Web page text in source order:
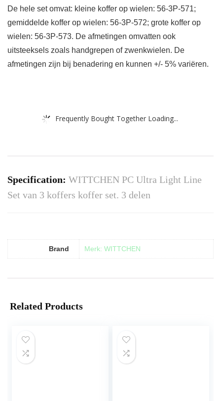
De hele set omvat: kleine koffer op wielen: 56-3P-571;
gemiddelde koffer op wielen: 56-3P-572; grote koffer op
wielen: 56-3P-573. De afmetingen omvatten ook
uitsteeksels zoals handgrepen of zwenkwielen. De
afmetingen zijn bij benadering en kunnen +/- 5% variëren.
Frequently Bought Together Loading...
Specification: WITTCHEN PC Ultra Light Line
Set van 3 koffers koffer set. 3 delen
Brand Merk: WITTCHEN
Related Products